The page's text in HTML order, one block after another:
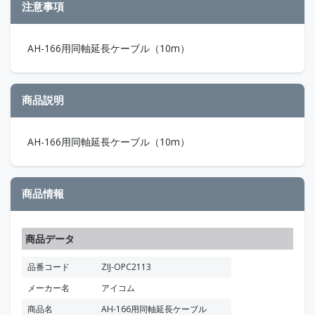
注意事項
AH-166用同軸延長ケーブル（10m）
商品説明
AH-166用同軸延長ケーブル（10m）
商品情報
商品データ
品番コード
ZIJ-OPC2113
メーカー名
アイコム
商品名
AH-166用同軸延長ケーブル